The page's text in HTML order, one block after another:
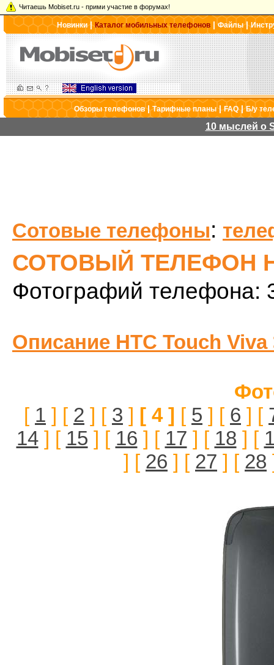
Читаешь Mobiset.ru - прими участие в форумах!
Новинки|Каталог мобильных телефонов |Файлы|
Обзоры телефонов|Тарифные планы|FAQ|Б/у
10 мыслей о
Сотовые телефоны:
СОТОВЫЙ ТЕЛЕФОН
Фотографий телефона:
Описание HTC Touch Viva
[ 1 ] [ 2 ] [ 3 ] [ 4 ] [ 5 ] [ 6 ] [
14] [ 15 ] [ 16 ] [ 17 ] [ 18 ] [
] [ 26 ] [ 27 ] [ 28